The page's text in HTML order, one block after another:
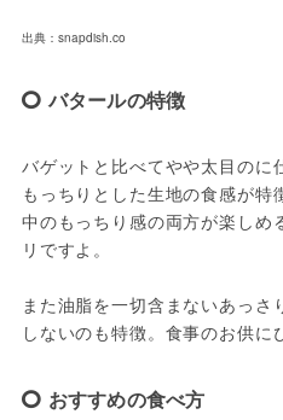
出典：snapdish.co
バタールの特徴
バゲットと比べてやや太目のに
もっちりとした生地の食感が特
中のもっちり感の両方が楽しめ
リですよ。
また油脂を一切含まないあっ
しないのも特徴。食事のお供に
おすすめの食べ方